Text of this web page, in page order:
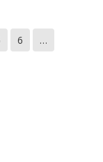
6
…